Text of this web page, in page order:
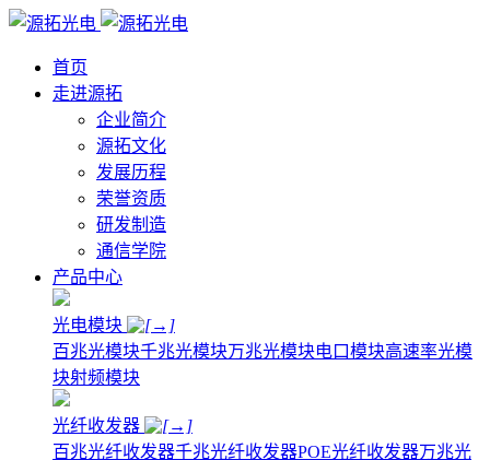
首页
走进源拓
企业简介
源拓文化
发展历程
荣誉资质
研发制造
通信学院
产品中心
光电模块
百兆光模块千兆光模块万兆光模块电口模块高速率光模
块射频模块
光纤收发器
百兆光纤收发器千兆光纤收发器POE光纤收发器万兆光